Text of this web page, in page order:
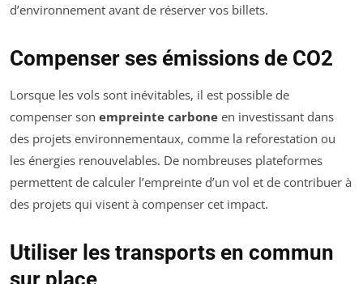
d’environnement avant de réserver vos billets.
Compenser ses émissions de CO2
Lorsque les vols sont inévitables, il est possible de
compenser son empreinte carbone en investissant dans
des projets environnementaux, comme la reforestation ou
les énergies renouvelables. De nombreuses plateformes
permettent de calculer l’empreinte d’un vol et de contribuer à
des projets qui visent à compenser cet impact.
Utiliser les transports en commun
sur place